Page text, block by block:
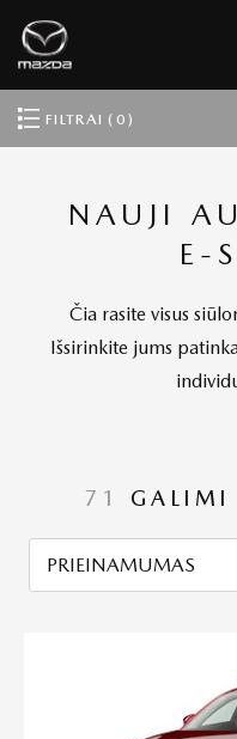
FILTRAI (0)
NAUJI
E-
Čia rasite visus
Išsirinkite jums
71 GALIMI
PRIEINAMUMAS